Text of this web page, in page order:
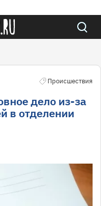
Происшествия
дело из-за
в отделении